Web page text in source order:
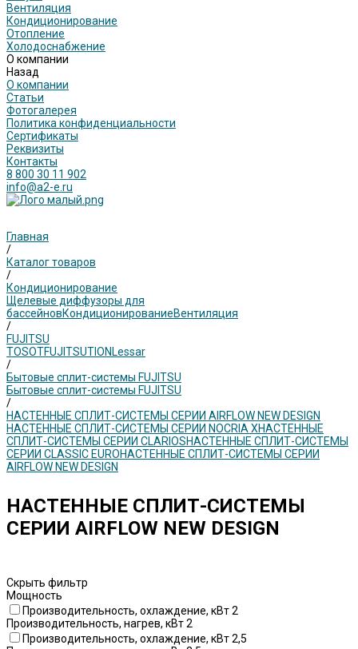
Вентиляция
Кондиционирование
Отопление
Холодоснабжение
О компании
Назад
О компании
Статьи
Фотогалерея
Политика конфиденциальности
Сертификаты
Реквизиты
Контакты
8 800 30 11 902
info@a2-e.ru
Главная
/
Каталог товаров
/
Кондиционирование
Щелевые диффузоры для
бассейновКондиционированиеВентиляция
/
FUJITSU
TOSOTFUJITSUTION Lessar
/
Бытовые сплит-системы FUJITSU
Бытовые сплит-системы FUJITSU
/
НАСТЕННЫЕ СПЛИТ-СИСТЕМЫ СЕРИИ AIRFLOW NEW DESIGN
НАСТЕННЫЕ СПЛИТ-СИСТЕМЫ СЕРИИ NOCRIA XНАСТЕННЫЕ
СПЛИТ-СИСТЕМЫ СЕРИИ CLARIOSНАСТЕННЫЕ СПЛИТ-СИСТЕМЫ
СЕРИИ CLASSIC EUROНАСТЕННЫЕ СПЛИТ-СИСТЕМЫ СЕРИИ
AIRFLOW NEW DESIGN
НАСТЕННЫЕ СПЛИТ-СИСТЕМЫ
СЕРИИ AIRFLOW NEW DESIGN
Скрыть фильтр
Мощность
Производительность, охлаждение, кВт 2
Производительность, нагрев, кВт 2
Производительность, охлаждение, кВт 2,5